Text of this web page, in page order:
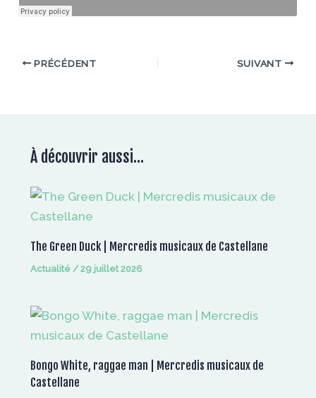
PRÉCÉDENT SUIVANT
À découvrir aussi...
The Green Duck | Mercredis musicaux de Castellane
Actualité/29 juillet 2026
Bongo White, raggae man | Mercredis musicaux de
Castellane